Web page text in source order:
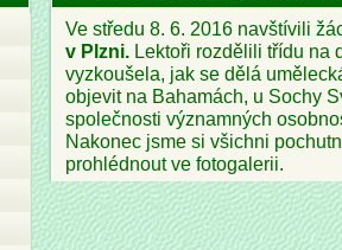
Ve středu 8. 6. 2016 navštívili
v Plzni. Lektoři rozdělili třídu na
vyzkoušela, jak se dělá
objevit na Bahamách, u Sochy
společnosti významných
Nakonec jsme si všichni
prohlédnout ve fotogalerii.